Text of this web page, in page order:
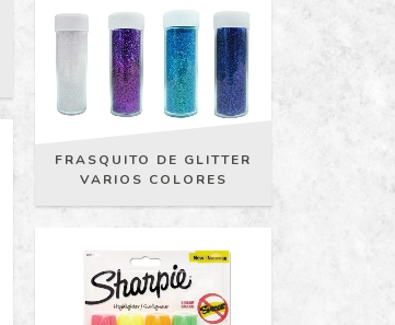
FRASQUITO DE GLITTER
VARIOS COLORES